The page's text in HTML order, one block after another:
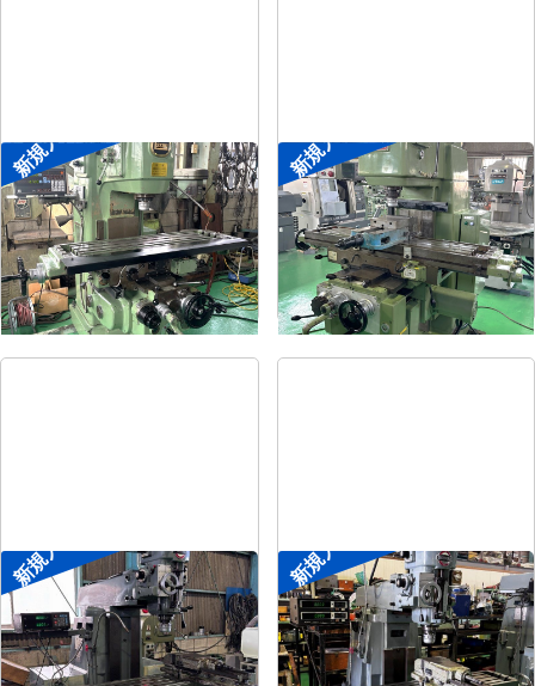
新規入荷
#2立フライス盤
メーカー 平岡工業
形 式MS-V
年 式1993
新規入荷
#2立フライス盤
メーカー 大隈豊和
形 式STM-2V
年 式1990
新規入荷
#2ラムフライス盤
メーカー 静岡
形 式 VHR-SD
新規入荷
#1ラムフライス盤
メーカー 静岡
形 式 ST-BC